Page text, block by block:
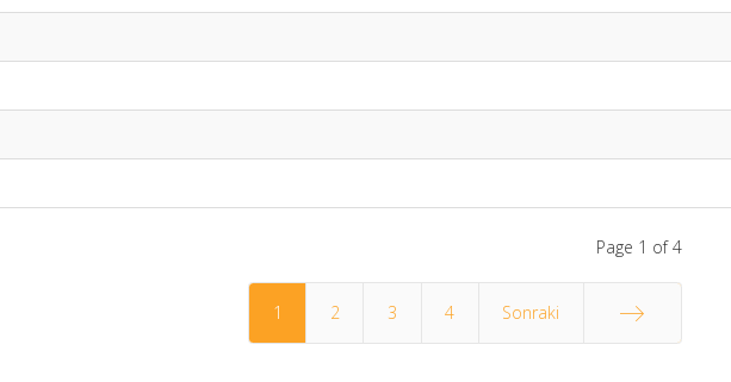
Page 1 of 4
1 2 3 4 Sonraki